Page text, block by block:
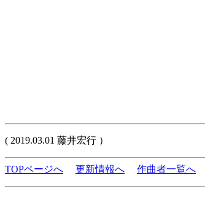
( 2019.03.01 藤井宏行 ）
TOPページへ 更新情報へ 作曲者一覧へ